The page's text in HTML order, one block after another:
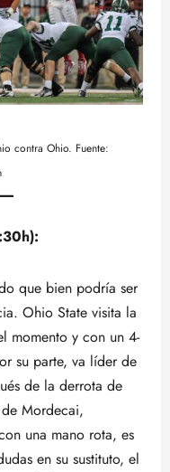
contra Ohio. Fuente:
que bien podría ser
Ohio State visita la
momento y con un 4-
su parte, va líder de
de la derrota de
Mordecai,
una mano rota, es
en su sustituto, el